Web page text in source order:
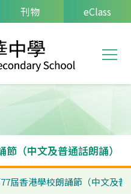
刊物 eClass
Main
（中文及普通話朗誦）
屆香港學校朗誦節（中文及普